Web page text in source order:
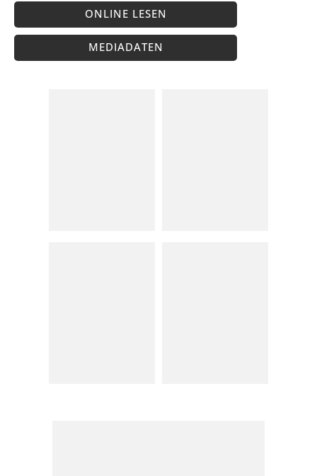
ONLINE LESEN
MEDIADATEN